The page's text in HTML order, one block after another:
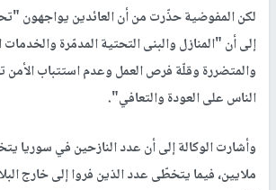
لكن المفوضية حذّرت من أن العائدين يواجهون
إلى أن "المنازل والبنى التحتية المدمّرة
والمتضررة وقلّة فرص العمل وعدم استتباب الأمن
الناس على العودة والتعافي".
وأشارت الوكالة إلى أن عدد النازحين في سوريا
ملايين، فيما يتخطّى عدد الذين فروا إلى خارج